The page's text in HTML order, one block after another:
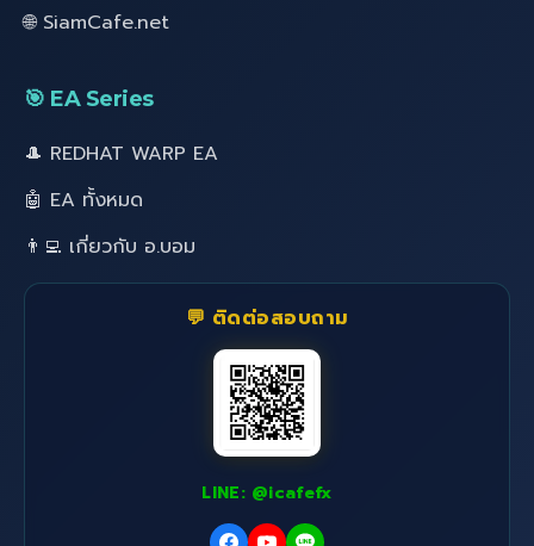
🌐 SiamCafe.net
🎯 EA Series
🎩 REDHAT WARP EA
🤖 EA ทั้งหมด
👨‍💻 เกี่ยวกับ อ.บอม
💬 ติดต่อสอบถาม
LINE: @icafefx